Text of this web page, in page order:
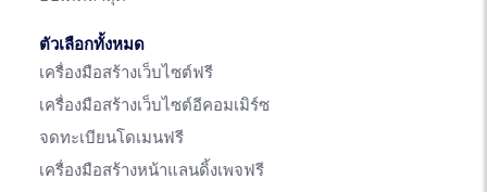
ตัวเลือกทั้งหมด
เครื่องมือสร้างเว็บไซต์ฟรี
เครื่องมือสร้างเว็บไซต์อีคอมเมิร์ซ
จดทะเบียนโดเมนฟรี
เครื่องมือสร้างหน้าแลนดิ้งเพจฟรี